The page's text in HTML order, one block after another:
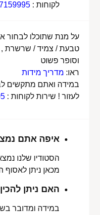
לקוחות :
על מנת שתוכלו
טבעת / צמיד / שרשרת ,
וסופר פשוט
ראו: מדריך מידות
במידה ואתם מתקשים
לעזור ! שירות לקוחות :
איפה אתם
מכאן ניתן לאסוף
האם ניתן
במידה ומדובר